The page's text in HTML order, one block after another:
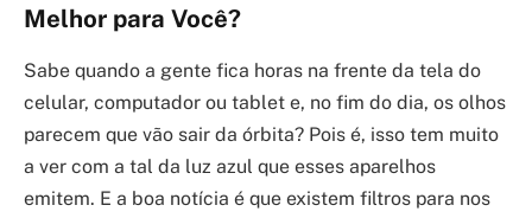
Melhor para Você?
Sabe quando a gente fica horas na frente da tela do
celular, computador ou tablet e, no fim do dia, os olhos
parecem que vão sair da órbita? Pois é, isso tem muito
a ver com a tal da luz azul que esses aparelhos
emitem. E a boa notícia é que existem filtros para nos